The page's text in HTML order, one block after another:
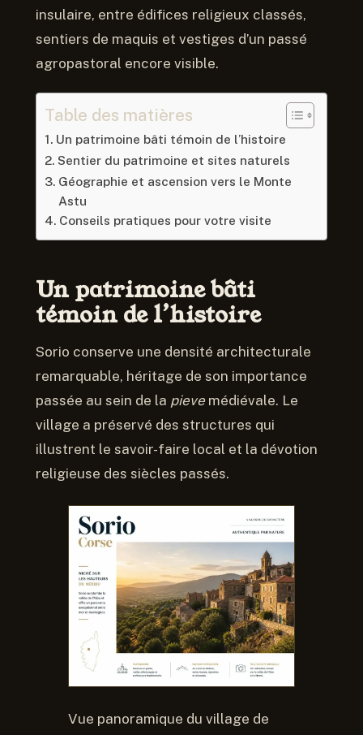
insulaire, entre édifices religieux classés,
sentiers de maquis et vestiges d’un passé
agropastoral encore visible.
Table des matières
Un patrimoine bâti témoin de l’histoire
Sentier du patrimoine et sites naturels
Géographie et ascension vers le Monte
Astu
Conseils pratiques pour votre visite
Un patrimoine bâti
témoin de l’histoire
Sorio conserve une densité architecturale
remarquable, héritage de son importance
passée au sein de la pievemédiévale. Le
village a préservé des structures qui
illustrent le savoir-faire local et la dévotion
religieuse des siècles passés.
Vue panoramique du village de